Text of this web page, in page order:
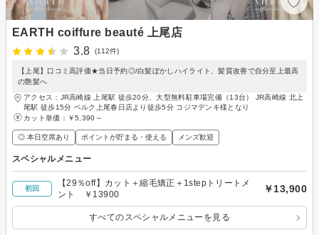
EARTH coiffure beauté 上尾店
3.8
(112件)
【上尾】口コミ高評価★当日予約◎/白髪ぼかしハイライト、髪質改善で自分至上最高
の艶髪へ
アクセス：JR高崎線 上尾駅 徒歩20分、大型無料駐車場完備（13台） JR高崎線 北上
尾駅 徒歩15分 ベルク上尾春日店より徒歩5分 コジマデンキ様となり
カット単価： ￥5,390～
◎ 本日空席あり ポイントが貯まる・使える メンズ歓迎
スペシャルメニュー
初回
【29％off】カット＋縮毛矯正＋1stepトリートメ
ント ￥13900
￥13,900
すべてのスペシャルメニューを見る